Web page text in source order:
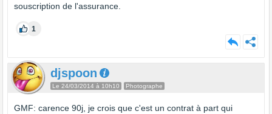
souscription de l'assurance.
1
djspoon
Le 24/03/2014 à 10h10 Photographe
GMF: carence 90j, je crois que c'est un contrat à part qui